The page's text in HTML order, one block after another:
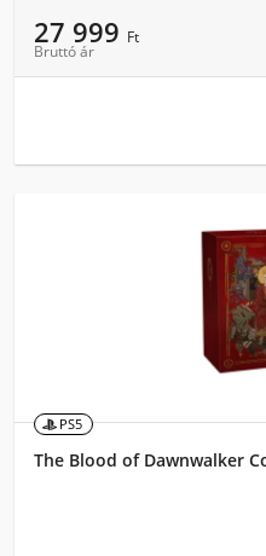
27 999 Ft
Bruttó ár
PS5
The Blood of Dawnwalker